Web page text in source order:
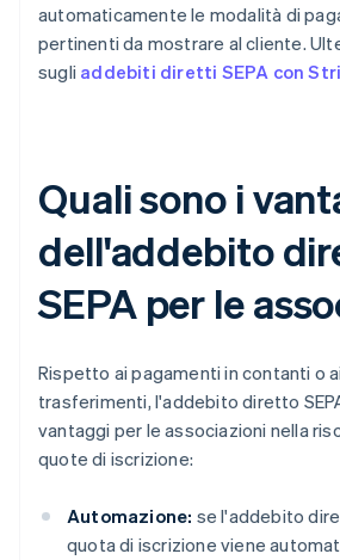
automaticamente le modalità di
pertinenti da mostrare al cliente.
sugli addebiti diretti SEPA con
Quali sono i
dell'addebito
SEPA per le
Rispetto ai pagamenti in contanti o
trasferimenti, l'addebito diretto
vantaggi per le associazioni nella
quote di iscrizione:
Automazione: se l'addebito
quota di iscrizione viene